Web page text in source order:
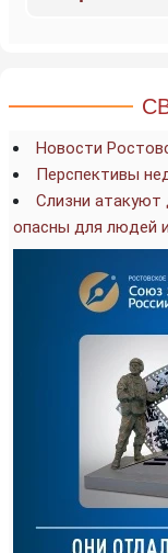
Новости
Перспективы
Слизни атакуют
опасны для людей